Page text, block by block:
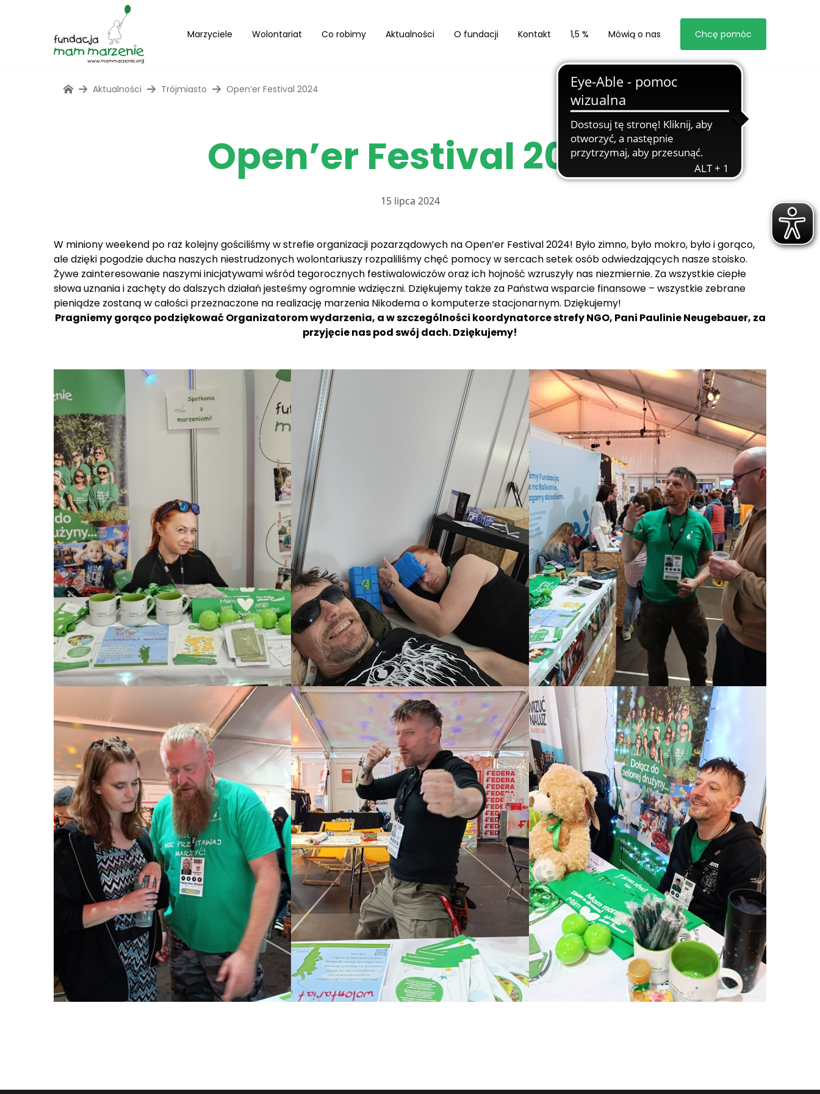
Marzyciele Wolontariat Co robimy Aktualności O fundacji Kontakt 1,5 % Mówią o nas Chcę pomóc
Aktualności Trójmiasto Open’er Festival 2024
Open’er Festival 2024
15 lipca 2024
W miniony weekend po raz kolejny gościliśmy w strefie organizacji pozarządowych na Open’er Festival 2024! Było zimno, było mokro, było i gorąco,
ale dzięki pogodzie ducha naszych niestrudzonych wolontariuszy rozpaliliśmy chęć pomocy w sercach setek osób odwiedzających nasze stoisko.
Żywe zainteresowanie naszymi inicjatywami wśród tegorocznych festiwalowiczów oraz ich hojność wzruszyły nas niezmiernie. Za wszystkie ciepłe
słowa uznania i zachęty do dalszych działań jesteśmy ogromnie wdzięczni. Dziękujemy także za Państwa wsparcie finansowe – wszystkie zebrane
pieniądze zostaną w całości przeznaczone na realizację marzenia Nikodema o komputerze stacjonarnym. Dziękujemy!
Pragniemy gorąco podziękować Organizatorom wydarzenia, a w szczególności koordynatorce strefy NGO, Pani Paulinie Neugebauer, za
przyjęcie nas pod swój dach. Dziękujemy!